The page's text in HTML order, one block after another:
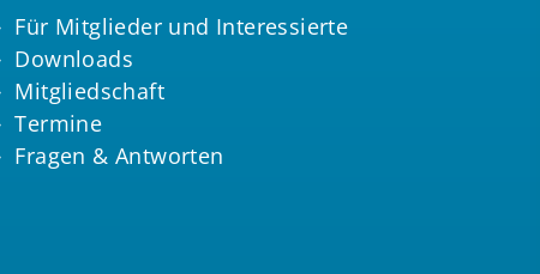
Für Mitglieder und Interessierte
Downloads
Mitgliedschaft
Termine
Fragen & Antworten